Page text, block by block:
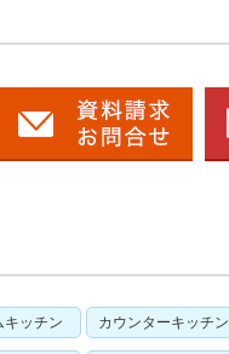
キッチン カウンターキッチン